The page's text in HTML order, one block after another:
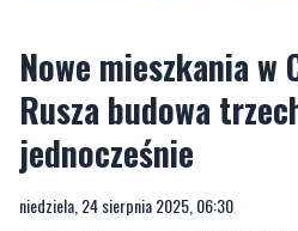
Nowe mieszkania w
Rusza budowa
jednocześnie
niedziela, 24 sierpnia 2025, 06:30